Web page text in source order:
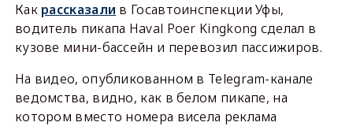
Как рассказали в Госавтоинспекции Уфы,
водитель пикапа Haval Poer Kingkong сделал в
кузове мини-бассейн и перевозил пассижиров.
На видео, опубликованном в Telegram-канале
ведомства, видно, как в белом пикапе, на
котором вместо номера висела реклама